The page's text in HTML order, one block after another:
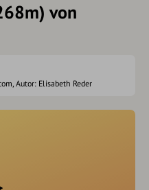
von
Autor: Elisabeth Reder